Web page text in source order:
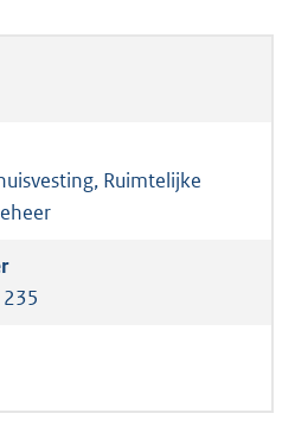
Ruimtelijke